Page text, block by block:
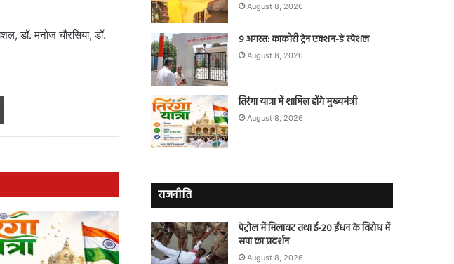
डॉ. मनोज चौरसिया, डॉ.
Print
August 8, 2026
9 अगस्त: काकोरी ट्रेन एक्शन-डे स्पेशल
August 8, 2026
तिरंगा यात्रा में शामिल होंगे मुख्यमंत्री
August 8, 2026
राजनीति
पेट्रोल में मिलावट तथा ई-20 ईंधन के विरोध में
सपा का प्रदर्शन
August 8, 2026